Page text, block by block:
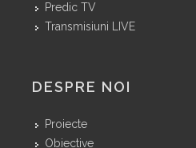
Predic TV
Transmisiuni LIVE
DESPRE NOI
Proiecte
Obiective